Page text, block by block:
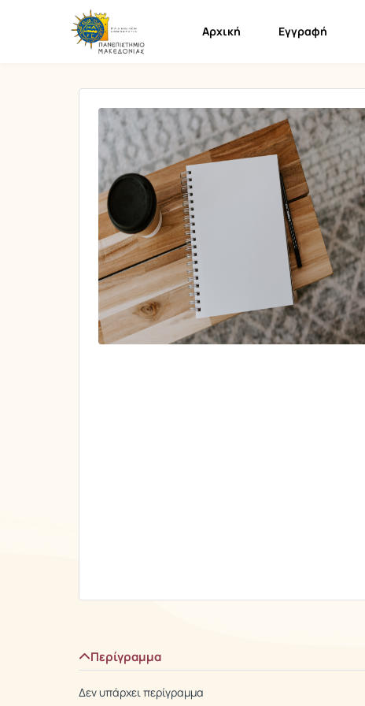
Αρχική Εγγραφή
Παρουσίαση/Προβολή
Περίγραμμα
Δεν υπάρχει περίγραμμα